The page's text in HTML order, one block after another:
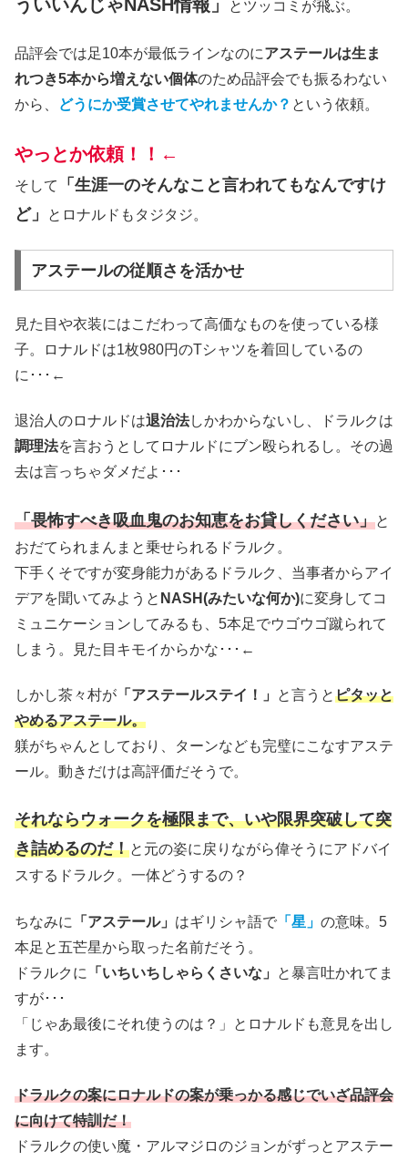
ういいんじゃNASH情報」 とツッコミが飛ぶ。
品評会では足10本が最低ラインなのにアステールは生ま
れつき5本から増えない個体のため品評会でも振るわない
から、
どうにか受賞させてやれませんか？ という依頼。
やっとか依頼！！←
そして
「生涯一のそんなこと言われてもなんですけ
ど」
とロナルドもタジタジ。
アステールの従順さを活かせ
見た目や衣装にはこだわって高価なものを使っている様
子。ロナルドは1枚980円のTシャツを着回しているの
に･･･←
退治人のロナルドは退治法しかわからないし、ドラルクは
調理法を言おうとしてロナルドにブン殴られるし。その過
去は言っちゃダメだよ･･･
「畏怖すべき吸血鬼のお知恵をお貸しください」と
おだてられまんまと乗せられるドラルク。
下手くそですが変身能力があるドラルク、当事者からアイ
デアを聞いてみようと NASH(みたいな何か)に変身してコ
ミュニケーションしてみるも、5本足でウゴウゴ蹴られて
しまう。見た目キモイからかな･･･←
しかし茶々村が 「アステールステイ！」 と言うとピタッと
やめるアステール。
躾がちゃんとしており、ターンなども完璧にこなすアステ
ール。動きだけは高評価だそうで。
それならウォークを極限まで、いや限界突破して突
き詰めるのだ！と元の姿に戻りながら偉そうにアドバイ
スするドラルク。一体どうするの？
ちなみに 「アステール」 はギリシャ語で 「星」 の意味。5
本足と五芒星から取った名前だそう。
ドラルクに
「いちいちしゃらくさいな」
と暴言吐かれてま
すが･･･
「じゃあ最後にそれ使うのは？」とロナルドも意見を出し
ます。
ドラルクの案にロナルドの案が乗っかる感じでいざ品評会
に向けて特訓だ！
ドラルクの使い魔・アルマジロのジョンがずっとアステー